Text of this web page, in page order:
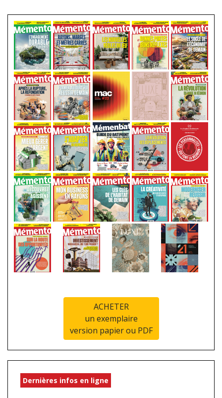
ACHETER
un exemplaire
version papier ou PDF
Dernières infos en ligne